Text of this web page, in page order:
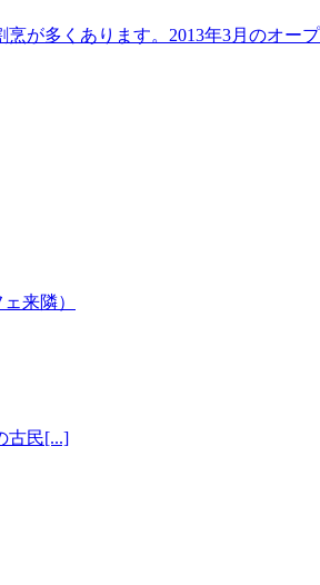
が多くあります。2013年3月のオ
古民[...]